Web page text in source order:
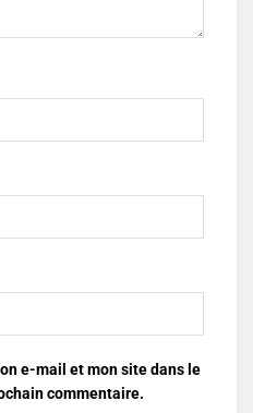
e-mail et mon site dans le
commentaire.